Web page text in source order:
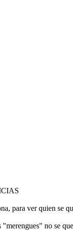
para ver quien se
no se